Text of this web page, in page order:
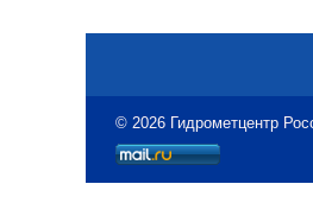
© 2026 Гидрометцентр